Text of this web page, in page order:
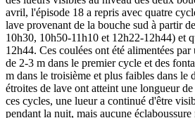
avril, l'épisode 18 a repris avec quatre
lave provenant de la bouche sud à partir
10h30, 10h50-11h10 et 12h22-12h44) et
12h44. Ces coulées ont été alimentées
de 2-3 m dans le premier cycle et des
m dans le troisième et plus faibles dans le
étroites de lave ont atteint une longueur
ces cycles, une lueur a continué d'être
pendant la nuit, mais aucune